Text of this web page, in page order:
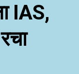
IAS,